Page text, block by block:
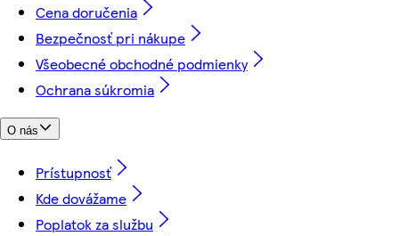
Cena doručenia
Bezpečnosť pri nákupe
Všeobecné obchodné podmienky
Ochrana súkromia
O nás
Prístupnosť
Kde dovážame
Poplatok za službu